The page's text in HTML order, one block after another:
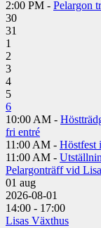
2:00 PM - Pelargon
30
31
1
2
3
4
5
6
10:00 AM -
fri entré
11:00 AM - Höstfest
11:00 AM -
Pelargonträff vid
01 aug
2026-08-01
14:00 - 17:00
Lisas Växthus